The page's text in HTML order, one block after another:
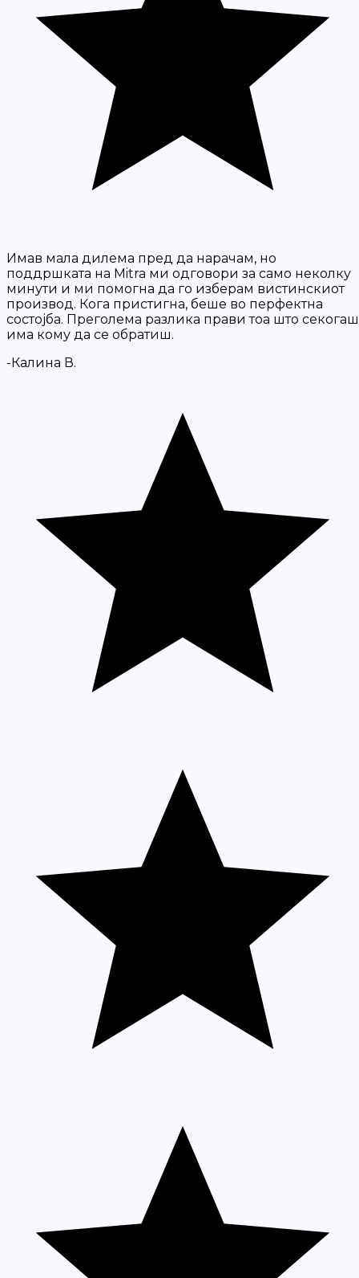
Имав мала дилема пред да нарачам, но
поддршката на Mitra ми одговори за само неколку
минути и ми помогна да го изберам вистинскиот
производ. Кога пристигна, беше во перфектна
состојба. Преголема разлика прави тоа што секогаш
има кому да се обратиш.
-Калина В.